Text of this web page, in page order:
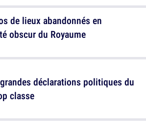
de lieux abandonnés en
obscur du Royaume
déclarations politiques du
classe